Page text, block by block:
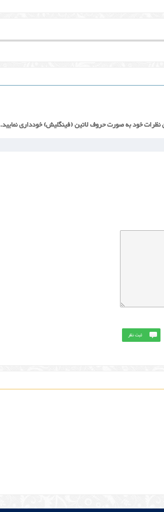
نظرات خود به صورت حروف لاتین (فینگلیش) خودداری نمایید.